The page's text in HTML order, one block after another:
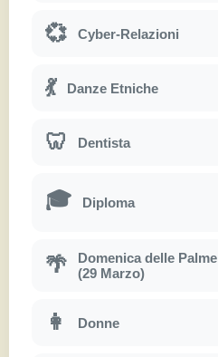
💞 Cyber-Relazioni
💃 Danze Etniche
🦷 Dentista
🎓 Diploma
🌴
Domenica delle Palme
(29 Marzo)
👩 Donne